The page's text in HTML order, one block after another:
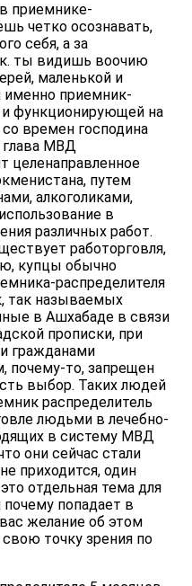
приемнике-
четко осознавать,
себя, а за
ты видишь воочию
маленькой и
именно приемник-
и функционирующей на
времен господина
МВД
целенаправленное
путем
алкоголиками,
в
различных работ.
работорговля,
купцы обычно
распределителя
так называемых
в Ашхабаде в связи
прописки, при
гражданами
почему-то, запрещен
выбор. Таких людей
распределитель
людьми в лечебно-
в систему МВД
они сейчас стали
приходится, один
отдельная тема для
почему попадает в
желание об этом
точку зрения по